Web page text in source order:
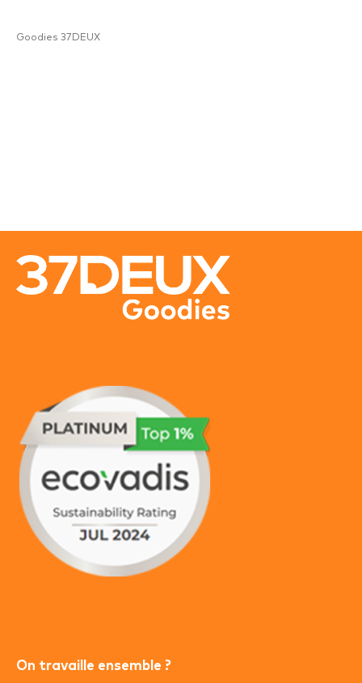
Goodies 37DEUX
On travaille ensemble ?